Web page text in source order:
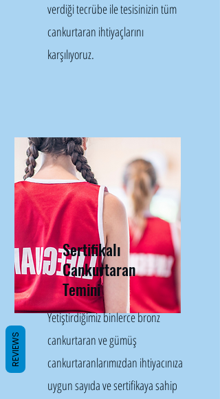
verdiği tecrübe ile tesisinizin tüm
cankurtaran ihtiyaçlarını
karşılıyoruz.
Sertifikalı
Cankurtaran
Temini
Yetiştirdiğimiz binlerce bronz
cankurtaran ve gümüş
cankurtaranlarımızdan ihtiyacınıza
uygun sayıda ve sertifikaya sahip
REVIEWS